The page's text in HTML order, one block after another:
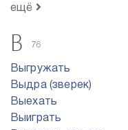
ещё
В 76
Выгружать
Выдра (зверек)
Выехать
Выиграть